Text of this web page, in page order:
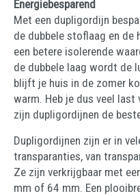
Energiebesparend
Met een dupligordijn
de dubbele stoflaag en de
een betere isolerende
de dubbele laag wordt de
blijft je huis in de zomer
warm. Heb je dus veel
zijn dupligordijnen de
Dupligordijnen zijn er in
transparanties, van
Ze zijn verkrijgbaar met
mm of 64 mm. Een